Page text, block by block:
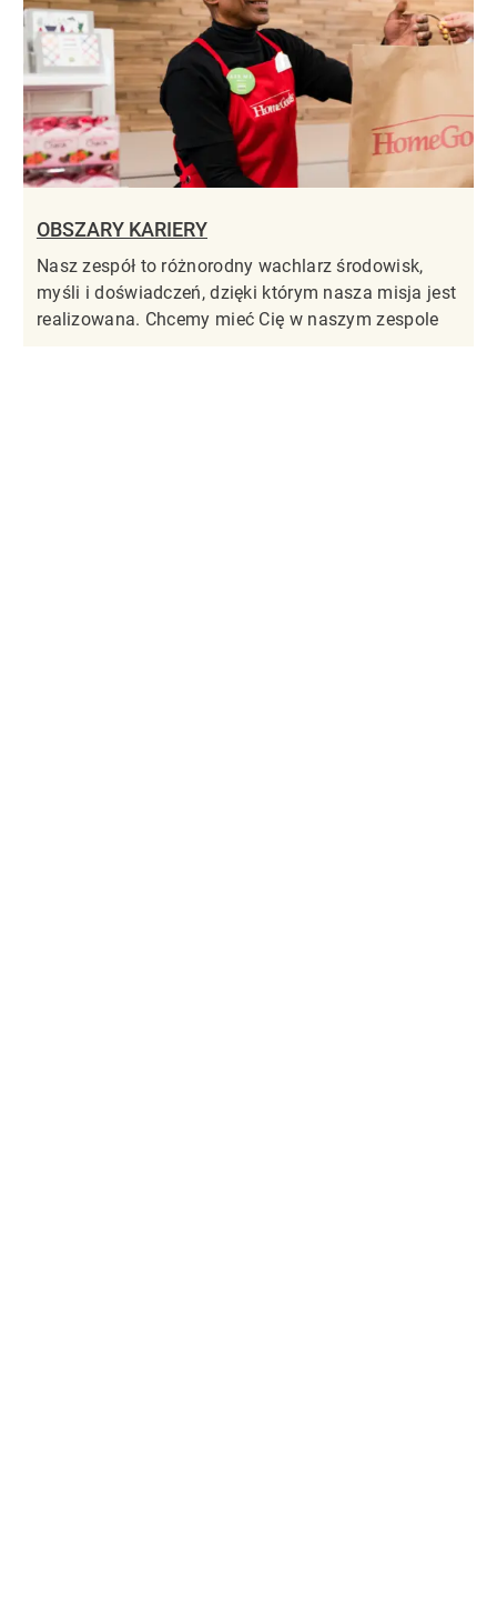
OBSZARY KARIERY
Nasz zespół to różnorodny wachlarz środowisk,
myśli i doświadczeń, dzięki którym nasza misja jest
realizowana. Chcemy mieć Cię w naszym zespole